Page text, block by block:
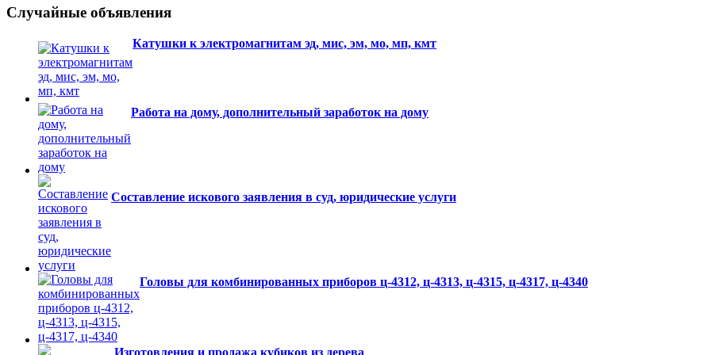
Случайные объявления
Катушки к электромагнитам эд, мис, эм, мо, мп, кмт
Работа на дому, дополнительный заработок на дому
Составление искового заявления в суд, юридические услуги
Головы для комбинированных приборов ц-4312, ц-4313, ц-4315, ц-4317, ц-4340
Изготовления и продажа кубиков из дерева